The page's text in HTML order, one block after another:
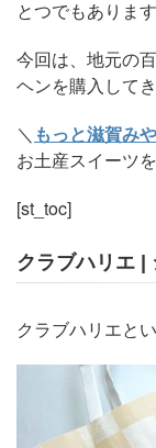
とつでもあります
今回は、地元の
ヘンを購入して
＼ もっと滋賀み
お土産スイーツ
[st_toc]
クラブハリエ |
クラブハリエと